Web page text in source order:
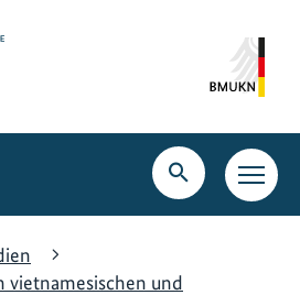
Suche
öffnen
vietnamesischen und